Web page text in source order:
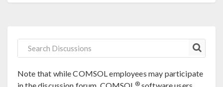
Note that while COMSOL employees may participate
®